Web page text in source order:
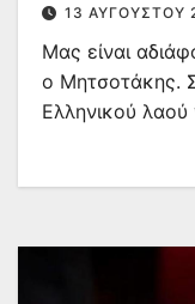
13 ΑΥΓΟΎΣΤΟΥ
Μας είναι
ο Μητσοτάκης.
Ελληνικού λαού